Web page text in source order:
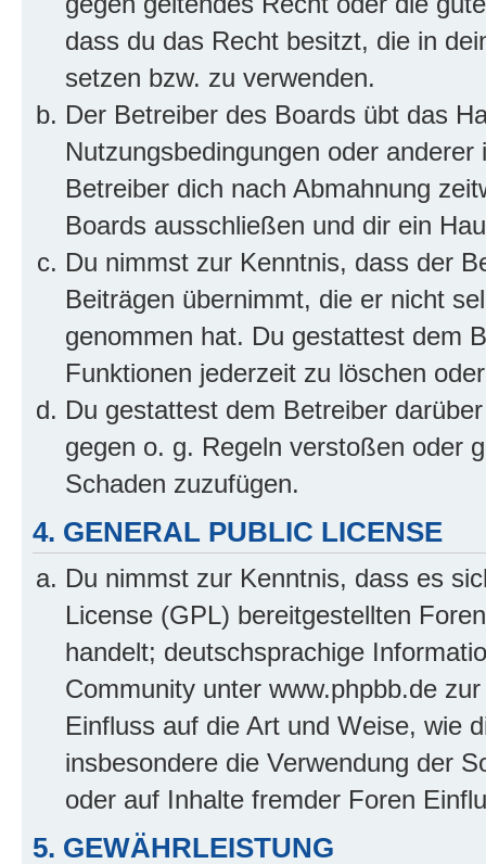
dass du das Recht besitzt, die in
setzen bzw. zu verwenden.
Der Betreiber des Boards übt das
Nutzungsbedingungen oder
Betreiber dich nach Abmahnung
Boards ausschließen und dir ein
Du nimmst zur Kenntnis, dass der
Beiträgen übernimmt, die er nicht
genommen hat. Du gestattest dem
Funktionen jederzeit zu löschen
Du gestattest dem Betreiber
gegen o. g. Regeln verstoßen oder
Schaden zuzufügen.
4. GENERAL PUBLIC LICENSE
Du nimmst zur Kenntnis, dass es
License (GPL) bereitgestellten
handelt; deutschsprachige
Community unter www.phpbb.de
Einfluss auf die Art und Weise, wie
insbesondere die Verwendung der
oder auf Inhalte fremder Foren
5. GEWÄHRLEISTUNG